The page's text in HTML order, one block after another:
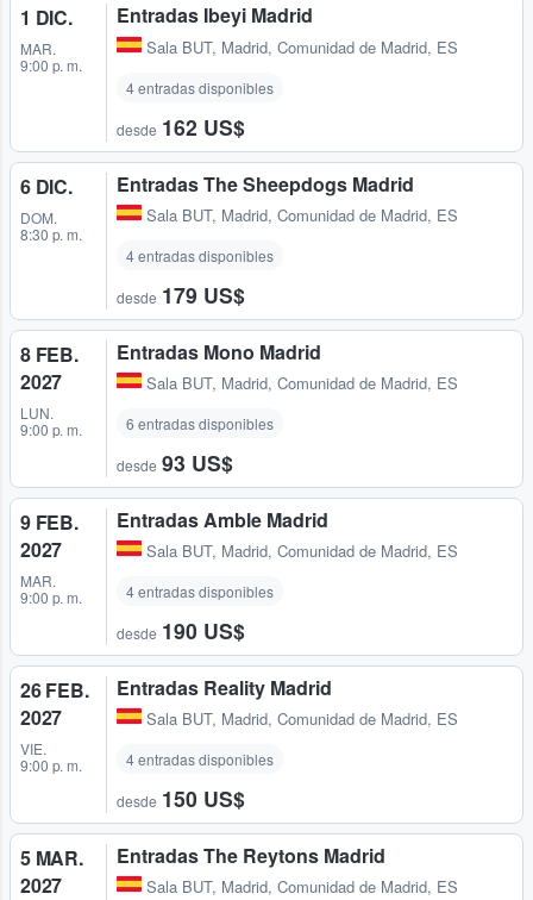
1 DIC.
MAR.
9:00 p. m.
Entradas Ibeyi Madrid
Sala BUT, Madrid, Comunidad de Madrid, ES
4 entradas disponibles
desde 162 US$
6 DIC.
DOM.
8:30 p. m.
Entradas The Sheepdogs Madrid
Sala BUT, Madrid, Comunidad de Madrid, ES
4 entradas disponibles
desde 179 US$
8 FEB.
2027
LUN.
9:00 p. m.
Entradas Mono Madrid
Sala BUT, Madrid, Comunidad de Madrid, ES
6 entradas disponibles
desde 93 US$
9 FEB.
2027
MAR.
9:00 p. m.
Entradas Amble Madrid
Sala BUT, Madrid, Comunidad de Madrid, ES
4 entradas disponibles
desde 190 US$
26 FEB.
2027
VIE.
9:00 p. m.
Entradas Reality Madrid
Sala BUT, Madrid, Comunidad de Madrid, ES
4 entradas disponibles
desde 150 US$
5 MAR.
2027
Entradas The Reytons Madrid
Sala BUT, Madrid, Comunidad de Madrid, ES